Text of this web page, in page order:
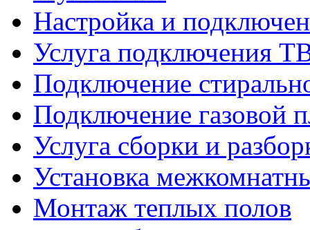
Настройка и
Услуга подключения
Подключение
Подключение газовой
Услуга сборки и
Установка
Монтаж теплых полов